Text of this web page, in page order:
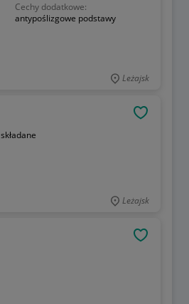
Cechy dodatkowe:
antypoślizgowe podstawy
Leżajsk
składane
Leżajsk